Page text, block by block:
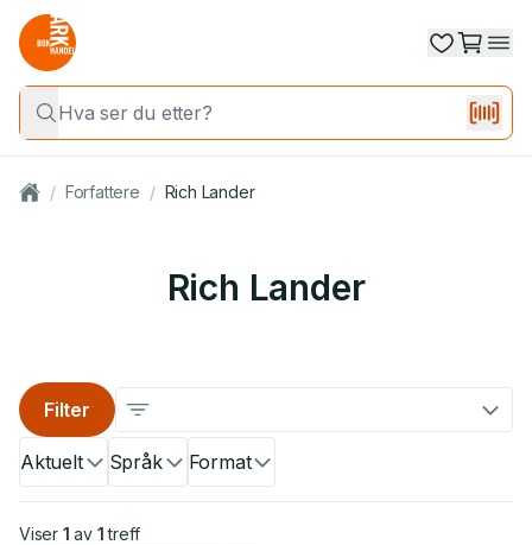
/ Forfattere / Rich Lander
Rich Lander
Aktuelt Språk Format
Filter
Viser 1 av 1 treff